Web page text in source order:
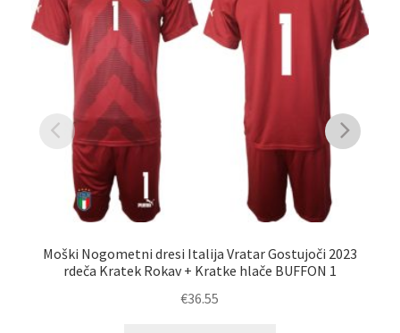
Moški Nogometni dresi Italija Vratar Gostujoči 2023
rdeča Kratek Rokav + Kratke hlače BUFFON 1
€36.55